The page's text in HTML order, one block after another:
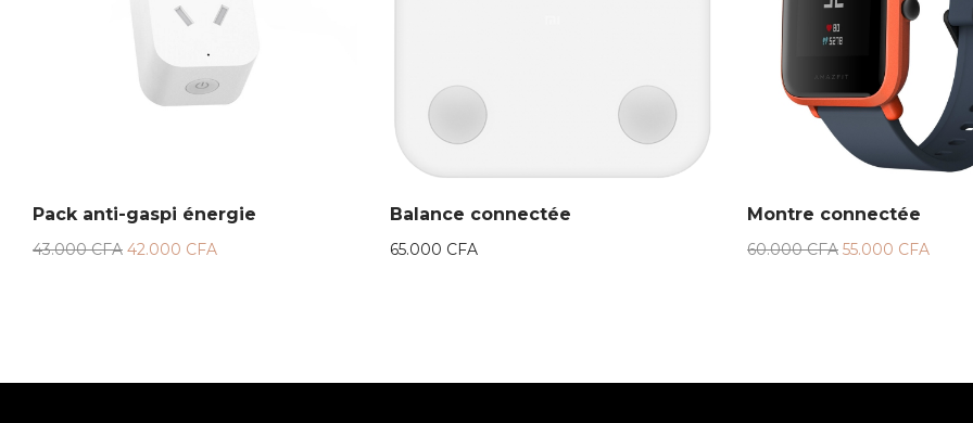
Pack anti-gaspi énergie
43.000CFA 42.000 CFA
Balance connectée
65.000 CFA
Montre connectée
60.000CFA 55.000 CFA